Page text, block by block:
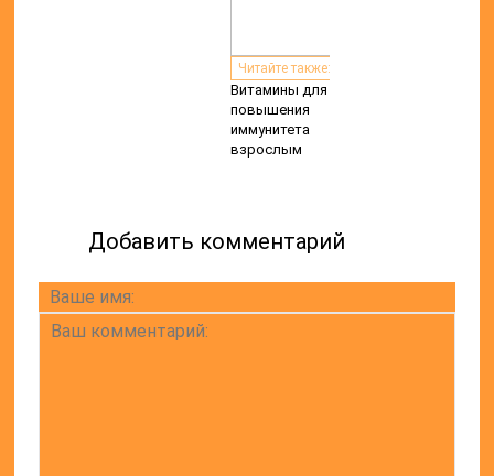
Читайте также:
Витамины для
повышения
иммунитета
взрослым
Добавить комментарий